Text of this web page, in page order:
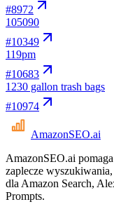
#8972
105090
#10349
119pm
#10683
1230 gallon trash bags
#10974
AmazonSEO.ai
AmazonSEO.ai
zaplecze
dla Amazon Search,
Prompts.